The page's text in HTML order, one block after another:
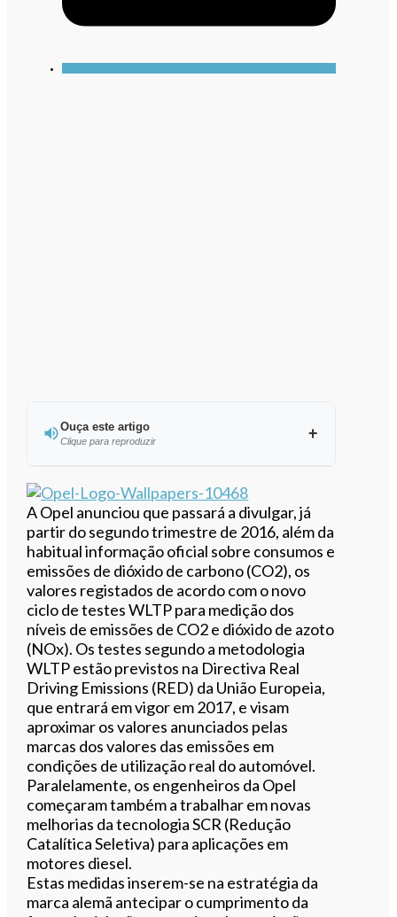
Ouça este artigo
Clique para reproduzir
Ouvir este artigo
A Opel anunciou que passará a divulgar, já
partir do segundo trimestre de 2016, além da
habitual informação oficial sobre consumos e
emissões de dióxido de carbono (CO2), os
valores registados de acordo com o novo
ciclo de testes WLTP para medição dos
níveis de emissões de CO2 e dióxido de azoto
(NOx). Os testes segundo a metodologia
WLTP estão previstos na Directiva Real
Driving Emissions (RED) da União Europeia,
que entrará em vigor em 2017, e visam
aproximar os valores anunciados pelas
marcas dos valores das emissões em
condições de utilização real do automóvel.
Paralelamente, os engenheiros da Opel
começaram também a trabalhar em novas
melhorias da tecnologia SCR (Redução
Catalítica Seletiva) para aplicações em
motores diesel.
Estas medidas inserem-se na estratégia da
marca alemã antecipar o cumprimento da